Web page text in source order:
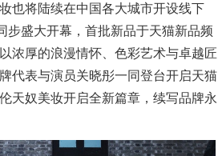
也将陆续在中国各大城市开设线下
步盛大开幕，首批新品于天猫新品频
浓厚的浪漫情怀、色彩艺术与卓越匠
代表与演员关晓彤一同登台开启天猫
天奴美妆开启全新篇章，续写品牌永